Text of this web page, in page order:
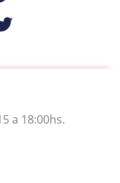
a 18:00hs.